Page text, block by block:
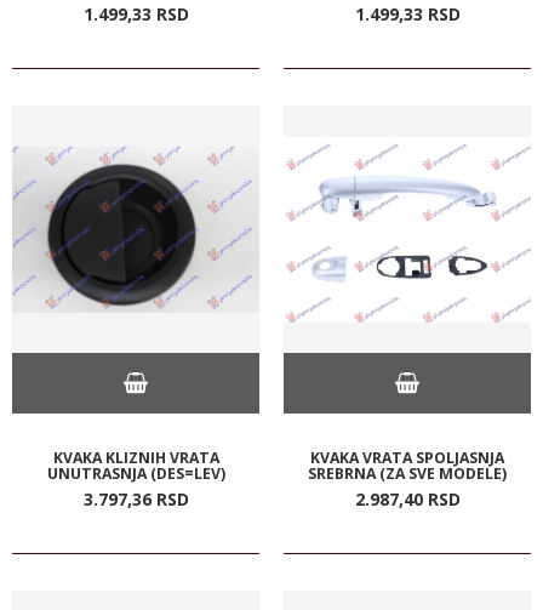
1.499,33 RSD 1.499,33 RSD
KVAKA KLIZNIH VRATA
UNUTRASNJA (DES=LEV)
3.797,36 RSD
KVAKA VRATA SPOLJASNJA
SREBRNA (ZA SVE MODELE)
2.987,40 RSD